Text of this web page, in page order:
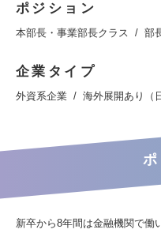
ポジション
本部長・事業部長クラス 部
企業タイプ
外資系企業 海外展開あり（
新卒から8年間は金融機関で働